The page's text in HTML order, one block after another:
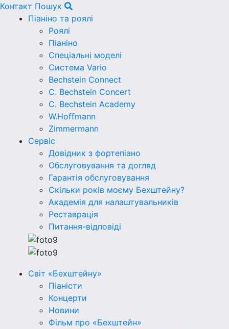
Контакт Пошук
Піаніно та роялі
Роялі
Піаніно
Спеціальні моделі
Система Vario
Bechstein Connect
C. Bechstein Concert
C. Bechstein Academy
W.Hoffmann
Zimmermann
Сервіс
Довідник з фортепіано
Обслуговування та догляд
Гарантія обслуговування
Скільки років моєму Бехштейну?
Академія для налаштувальників
Реставрація
Питання-відповіді
Світ «Бехштейну»
Піаністи
Концерти
Новини
Фільм про «Бехштейн»